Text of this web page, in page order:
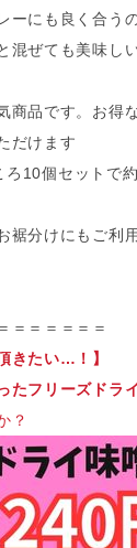
ーにも良く合う
混ぜても美味しい
商品です。お得
だけます
ろ10個セットで
裾分けにもご利
＝＝＝＝＝＝
きたい…！】
たフリーズドラ
？